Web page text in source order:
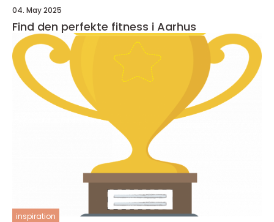
04. May 2025
Find den perfekte fitness i Aarhus
inspiration